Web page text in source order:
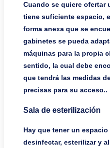
Cuando se quiere ofertar
tiene suficiente espacio,
forma anexa que se
gabinetes se pueda
máquinas para la propia
sentido, la cual debe
que tendrá las medidas
precisas para su acceso..
Sala de esterilización
Hay que tener un
desinfectar, esterilizar y